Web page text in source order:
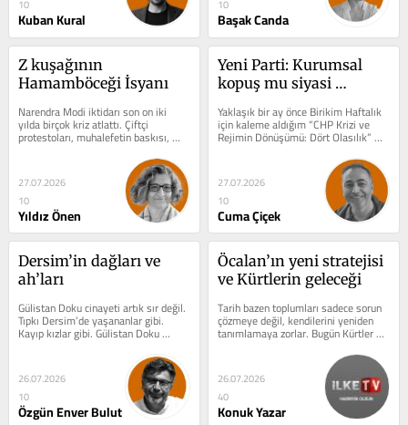
10
Kuban Kural
10
Başak Canda
Z kuşağının
Hamamböceği İsyanı
Narendra Modi iktidarı son on iki
yılda birçok kriz atlattı. Çiftçi
protestoları, muhalefetin baskısı,
ekonomik sıkıntılar ve dini...
27.07.2026
10
Yıldız Önen
Yeni Parti: Kurumsal
kopuş mu siyasi
Yaklaşık bir ay önce Birikim Haftalık
için kaleme aldığım “CHP Krizi ve
Rejimin Dönüşümü: Dört Olasılık”
başlıklı yazıda,...
27.07.2026
10
Cuma Çiçek
Dersim’in dağları ve
ah’ları
Gülistan Doku cinayeti artık sır değil.
Tıpkı Dersim’de yaşananlar gibi.
Kayıp kızlar gibi. Gülistan Doku
Dersim’in son kayıp...
26.07.2026
10
Özgün Enver Bulut
Öcalan’ın yeni stratejisi
ve Kürtlerin geleceği
Tarih bazen toplumları sadece sorun
çözmeye değil, kendilerini yeniden
tanımlamaya zorlar. Bugün Kürtler de
böyle bir eşiğin önünde...
26.07.2026
40
Konuk Yazar